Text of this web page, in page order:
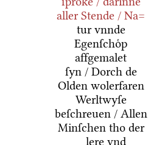
aller Stende / Na=
tur vnnde
Egenſchoͤp
affgemalet
ſyn / Dorch de
Olden wolerfaren
Werltwyſe
beſchreuen / Allen
Minſchen tho der
lere vnd